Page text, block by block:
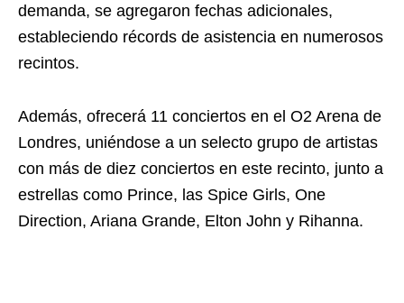
demanda, se agregaron fechas adicionales,
estableciendo récords de asistencia en numerosos
recintos.
Además, ofrecerá 11 conciertos en el O2 Arena de
Londres, uniéndose a un selecto grupo de artistas
con más de diez conciertos en este recinto, junto a
estrellas como Prince, las Spice Girls, One
Direction, Ariana Grande, Elton John y Rihanna.